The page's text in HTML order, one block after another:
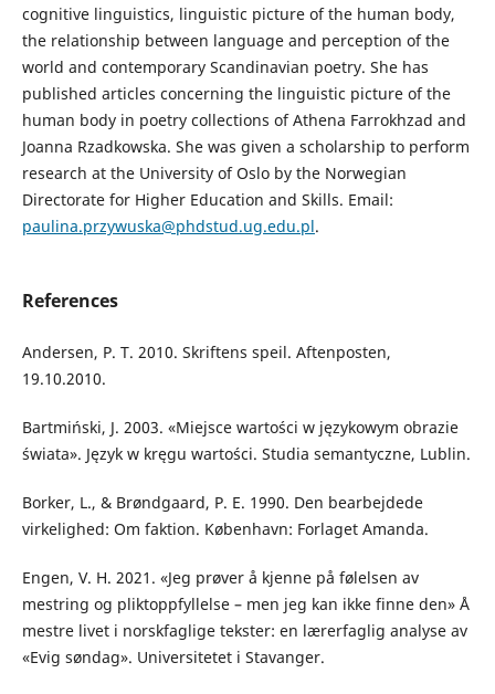
cognitive linguistics, linguistic picture of the human body,
the relationship between language and perception of the
world and contemporary Scandinavian poetry. She has
published articles concerning the linguistic picture of the
human body in poetry collections of Athena Farrokhzad and
Joanna Rzadkowska. She was given a scholarship to perform
research at the University of Oslo by the Norwegian
Directorate for Higher Education and Skills. Email:
paulina.przywuska@phdstud.ug.edu.pl.
References
Andersen, P. T. 2010. Skriftens speil. Aftenposten,
19.10.2010.
Bartmiński, J. 2003. «Miejsce wartości w językowym obrazie
świata». Język w kręgu wartości. Studia semantyczne, Lublin.
Borker, L., & Brøndgaard, P. E. 1990. Den bearbejdede
virkelighed: Om faktion. København: Forlaget Amanda.
Engen, V. H. 2021. «Jeg prøver å kjenne på følelsen av
mestring og pliktoppfyllelse – men jeg kan ikke finne den» Å
mestre livet i norskfaglige tekster: en lærerfaglig analyse av
«Evig søndag». Universitetet i Stavanger.